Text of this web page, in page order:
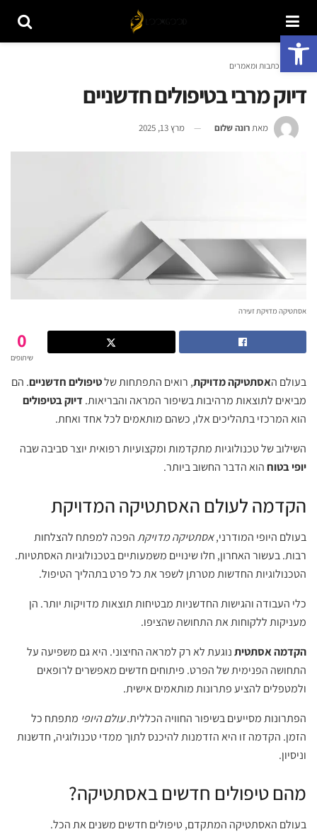
פתח סרגל נגישות
ראשי כתבות ומאמרים
דיוק מרבי בטיפולים חדשניים
מאתרונה שלום מרץ 13, 2025
אסתטיקה מדויקת זעירה
0
שיתופים
בעולם האסתטיקה מדויקת, רואים התפתחות שלטיפולים חדשניים. הם
מביאים לתוצאות מרהיבות בשיפור המראה והבריאות. דיוק בטיפולים
הוא המרכזי בתהליכים אלו, כשהם מותאמים לכל אחד ואחת.
השילוב של טכנולוגיות מתקדמות ומקצועיות רפואית יוצר סביבה שבה
יופי בטוחהוא הדבר החשוב ביותר.
הקדמה לעולם האסתטיקה המדויקת
בעולם היופי המודרני,אסתטיקה מדויקתהפכה למפתח להצלחות
רבות. בעשור האחרון, חלו שינויים משמעותיים בטכנולוגיות האסתטיות.
הטכנולוגיות החדשות מטרתן לשפר את כל פרט בתהליך הטיפול.
כלי העבודה והגישות החדשניות מבטיחות תוצאות מדויקות יותר. הן
מעניקות ללקוחות את התחושה שהציפו.
הקדמה אסתטיתנוגעת לא רק למראה החיצוני. היא גם משפיעה על
התחושה הפנימית של הפרט. פיתוחים חדשים מאפשרים לרופאים
ולמטפלים להציע פתרונות מותאמים אישית.
הפתרונות מסייעים בשיפור החוויה הכללית.עולם היופי מתפתח כל
הזמן. הקדמה זו היא הזדמנות להיכנס לתוך ממדי טכנולוגיה, חדשנות
וניסיון.
מהם טיפולים חדשים באסתטיקה?
בעולם האסתטיקה המתקדם, טיפולים חדשים משנים את הכל.